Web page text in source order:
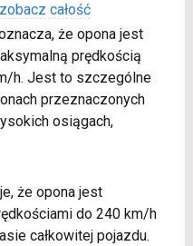
zobacz całość
że opona jest
prędkością
h. Jest to szczególne
przeznaczonych
osiągach,
że opona jest
do 240 km/h
całkowitej pojazdu.